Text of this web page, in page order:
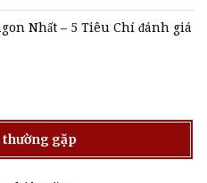
Nhất – 5 Tiêu Chí đánh giá
thường gặp